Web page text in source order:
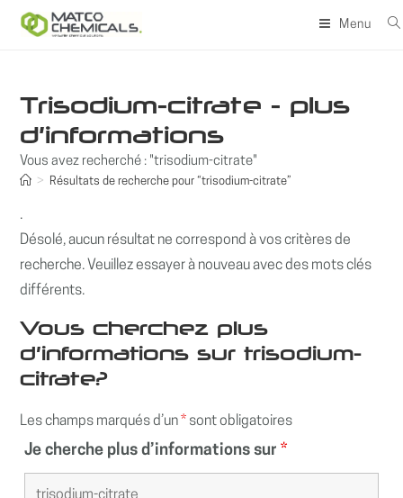
Menu
Trisodium-citrate - plus
d'informations
Vous avez recherché : "trisodium-citrate"
> Résultats de recherche pour “trisodium-citrate”
.
Désolé, aucun résultat ne correspond à vos critères de
recherche. Veuillez essayer à nouveau avec des mots clés
différents.
Vous cherchez plus
d'informations sur trisodium-
citrate?
Les champs marqués d’un * sont obligatoires
Je cherche plus d’informations sur*